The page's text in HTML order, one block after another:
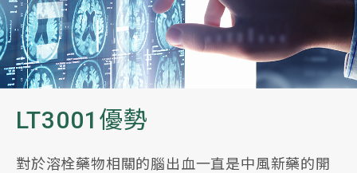
LT3001優勢
對於溶栓藥物相關的腦出血一直是中風新藥的開